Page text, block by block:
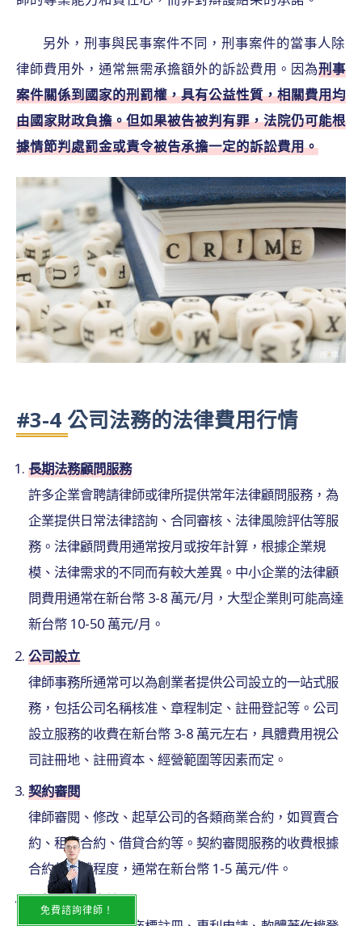
免費諮詢律師！
另外，刑事與民事案件不同，刑事案件的當事人除
律師費用外，通常無需承擔額外的訴訟費用。因為刑事
案件關係到國家的刑罰權，具有公益性質，相關費用均
由國家財政負擔。但如果被告被判有罪，法院仍可能根
據情節判處罰金或責令被告承擔一定的訴訟費用。
#3-4 公司法務的法律費用行情
長期法務顧問服務
許多企業會聘請律師或律所提供常年法律顧問服務，為
企業提供日常法律諮詢、合同審核、法律風險評估等服
務。法律顧問費用通常按月或按年計算，根據企業規
模、法律需求的不同而有較大差異。中小企業的法律顧
問費用通常在新台幣 3-8 萬元/月，大型企業則可能高達
新台幣 10-50 萬元/月。
公司設立
律師事務所通常可以為創業者提供公司設立的一站式服
務，包括公司名稱核准、章程制定、註冊登記等。公司
設立服務的收費在新台幣 3-8 萬元左右，具體費用視公
司註冊地、註冊資本、經營範圍等因素而定。
契約審閱
律師審閱、修改、起草公司的各類商業合約，如買賣合
約、租賃合約、借貸合約等。契約審閱服務的收費根據
合約的複雜程度，通常在新台幣 1-5 萬元/件。
智慧財產權申請